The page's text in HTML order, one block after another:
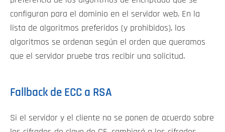
configuran para el dominio en el servidor web. En la
lista de algoritmos preferidos (y prohibidos), los
algoritmos se ordenan según el orden que queramos
que el servidor pruebe tras recibir una solicitud.
Fallback de ECC a RSA
Si el servidor y el cliente no se ponen de acuerdo sobre